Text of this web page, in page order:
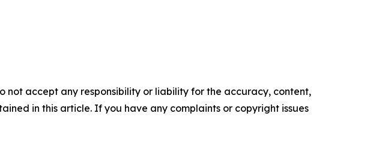
not accept any responsibility or liability for the accuracy, content,
in this article. If you have any complaints or copyright issues